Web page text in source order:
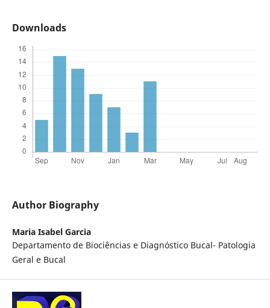
Downloads
Author Biography
Maria Isabel Garcia
Departamento de Biociências e Diagnóstico Bucal- Patologia
Geral e Bucal